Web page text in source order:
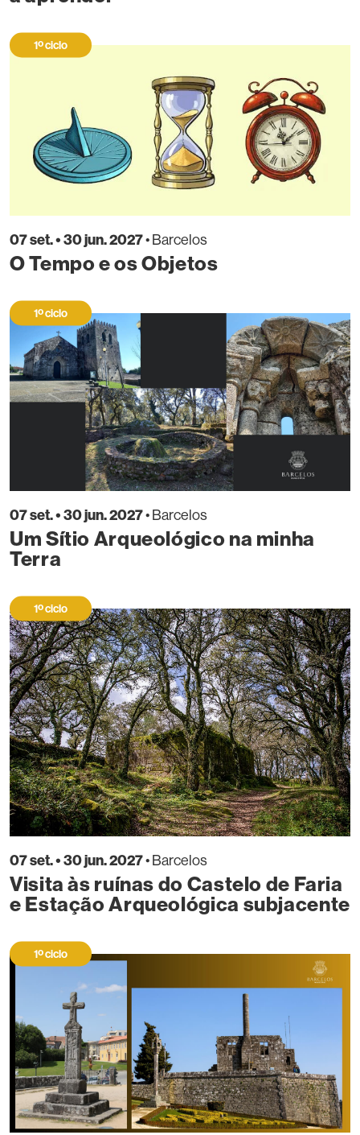
1º ciclo
07 set. • 30 jun. 2027• Barcelos
O Tempo e os Objetos
1º ciclo
07 set. • 30 jun. 2027• Barcelos
Um Sítio Arqueológico na minha
Terra
1º ciclo
07 set. • 30 jun. 2027• Barcelos
Visita às ruínas do Castelo de Faria
e Estação Arqueológica subjacente
1º ciclo